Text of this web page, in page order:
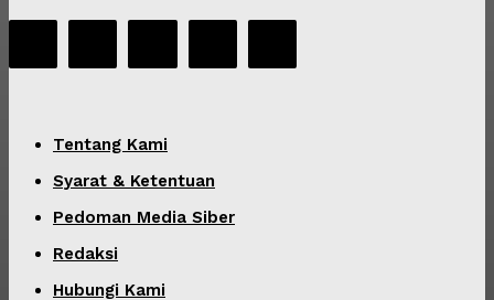
Tentang Kami
Syarat & Ketentuan
Pedoman Media Siber
Redaksi
Hubungi Kami